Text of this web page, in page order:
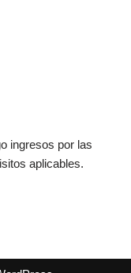
ingresos por las
aplicables.